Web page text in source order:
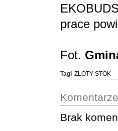
prace
Fot.
Tagi ZŁOTY STOK
Brak